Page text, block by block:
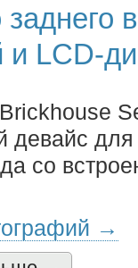
и LCD-
девайс
со
→